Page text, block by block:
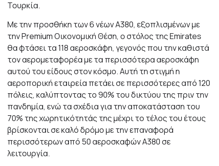
Τουρκία.
Με την προσθήκη των 6 νέων A380, εξοπλισμένων με
την Premium Οικονομική Θέση, ο στόλος της Emirates
θα φτάσει τα 118 αεροσκάφη, γεγονός που την καθιστά
τον αερομεταφορέα με τα περισσότερα αεροσκάφη
αυτού του είδους στον κόσμο. Αυτή τη στιγμή η
αεροπορική εταιρεία πετάει σε περισσότερες από 120
πόλεις, καλύπτοντας το 90% του δικτύου της πριν την
πανδημία, ενώ τα σχέδια για την αποκατάσταση του
70% της χωρητικότητάς της μέχρι το τέλος του έτους
βρίσκονται σε καλό δρόμο με την επαναφορά
περισσότερων από 50 αεροσκαφών A380 σε
λειτουργία.